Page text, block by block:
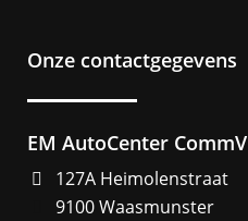
Onze contactgegevens
EM AutoCenter CommV
127A Heimolenstraat
9100 Waasmunster